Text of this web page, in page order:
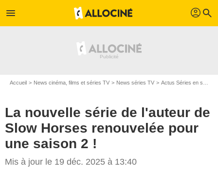
menu profil search
Accueil News cinéma, films et séries TV News séries TV Actus Séries en streaming
La nouvelle série de l'auteur de
Slow Horses renouvelée pour
une saison 2 !
Mis à jour le 19 déc. 2025 à 13:40